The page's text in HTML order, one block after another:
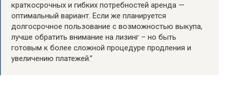
краткосрочных и гибких потребностей аренда —
оптимальный вариант. Если же планируется
долгосрочное пользование с возможностью выкупа,
лучше обратить внимание на лизинг – но быть
готовым к более сложной процедуре продления и
увеличению платежей.”